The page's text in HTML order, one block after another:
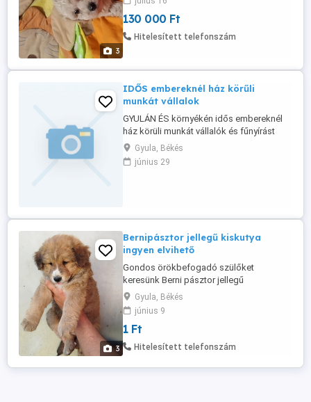
3
130 000 Ft
Hitelesített telefonszám
IDŐS embereknél ház körűli
munkát vállalok
GYULÁN ÉS környékén idős embereknél
ház körüli munkát vállalók és fűnyírást
meg egyéb kerti munkákat is érdeklődni
lehet a meg adót telefon számon..
Gyula, Békés
június 29
3
Bernipásztor jellegű kiskutya
ingyen elvihető
Gondos örökbefogadó szülőket
keresünk Berni pásztor jellegű
kiskutyákhoz. Ingyen elvihetők, ( kizárólag
a 8 hetes kor betöltése után). A Chippelés
és oltás költsége az örökbefogadót
terhelik. Helyileg Gyulán található.
Elsősorban telefonon érdeklődjenek a
húsz négytizenöt ...
Gyula, Békés
június 9
1 Ft
Hitelesített telefonszám